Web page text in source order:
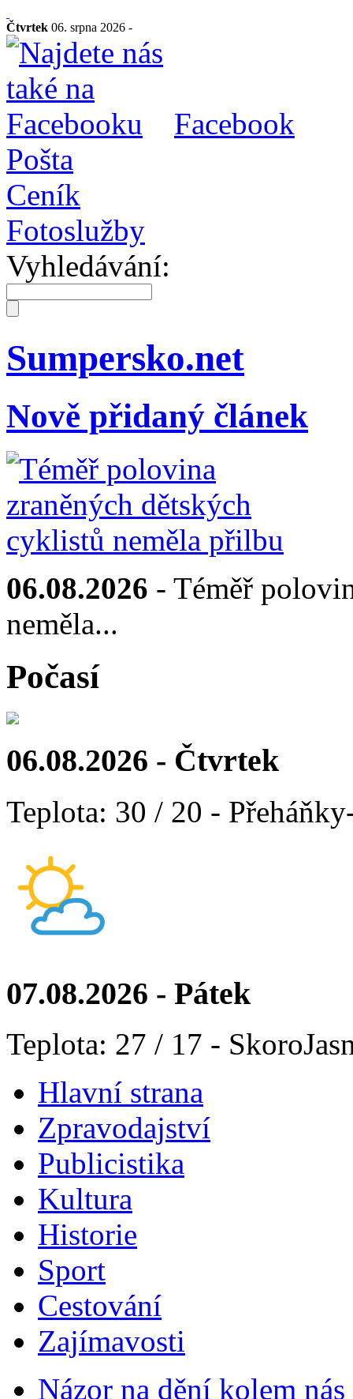
Čtvrtek 06. srpna 2026 -
Facebook
Pošta
Ceník
Fotoslužby
Vyhledávání:
Sumpersko.net
Nově přidaný článek
06.08.2026 - Téměř
neměla...
Počasí
06.08.2026 - Čtvrtek
Teplota: 30 / 20 -
07.08.2026 - Pátek
Teplota: 27 / 17 -
Hlavní strana
Zpravodajství
Publicistika
Kultura
Historie
Sport
Cestování
Zajímavosti
Názor na dění kolem nás